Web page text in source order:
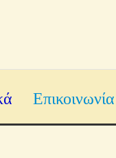
Επικοινωνία